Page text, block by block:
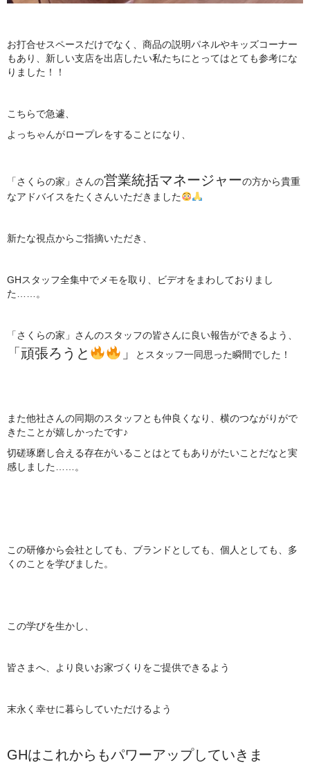
お打合せスペースだけでなく、商品の説明パネルやキッズコーナー
もあり、新しい支店を出店したい私たちにとってはとても参考にな
りました！！
こちらで急遽、
よっちゃんがロープレをすることになり、
「さくらの家」さんの営業統括マネージャーの方から貴重
なアドバイスをたくさんいただきました
新たな視点からご指摘いただき、
GHスタッフ全集中でメモを取り、ビデオをまわしておりまし
た……。
「さくらの家」さんのスタッフの皆さんに良い報告ができるよう、
「頑張ろうと 」 とスタッフ一同思った瞬間でした！
また他社さんの同期のスタッフとも仲良くなり、横のつながりがで
きたことが嬉しかったです♪
切磋琢磨し合える存在がいることはとてもありがたいことだなと実
感しました……。
この研修から会社としても、ブランドとしても、個人としても、多
くのことを学びました。
この学びを生かし、
皆さまへ、より良いお家づくりをご提供できるよう
末永く幸せに暮らしていただけるよう
GHはこれからもパワーアップしていきま